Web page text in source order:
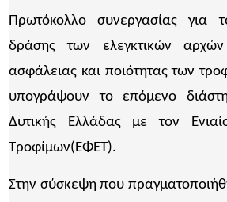
Πρωτόκολλο συνεργασίας για
δράσης των ελεγκτικών
ασφάλειας και ποιότητας των
υπογράψουν το επόμενο
Δυτικής Ελλάδας με τον
Τροφίμων(ΕΦΕΤ).
Στην σύσκεψη που